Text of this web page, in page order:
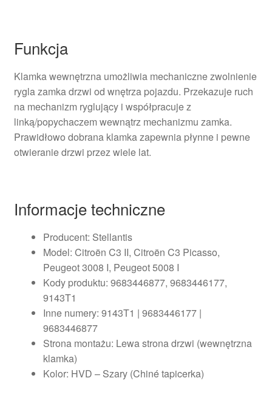
Funkcja
Klamka wewnętrzna umożliwia mechaniczne zwolnienie
rygla zamka drzwi od wnętrza pojazdu. Przekazuje ruch
na mechanizm ryglujący i współpracuje z
linką/popychaczem wewnątrz mechanizmu zamka.
Prawidłowo dobrana klamka zapewnia płynne i pewne
otwieranie drzwi przez wiele lat.
Informacje techniczne
Producent: Stellantis
Model: Citroën C3 II, Citroën C3 Picasso,
Peugeot 3008 I, Peugeot 5008 I
Kody produktu: 9683446877, 9683446177,
9143T1
Inne numery: 9143T1 | 9683446177 |
9683446877
Strona montażu: Lewa strona drzwi (wewnętrzna
klamka)
Kolor: HVD – Szary (Chiné tapicerka)